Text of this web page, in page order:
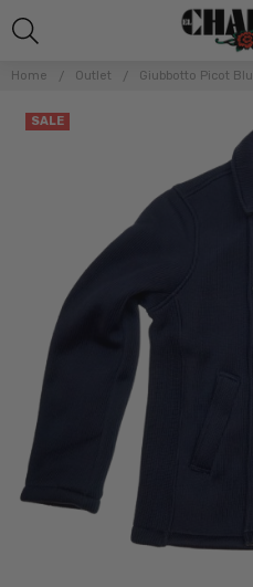
Home Outlet Giubbotto Picot Blu
SALE